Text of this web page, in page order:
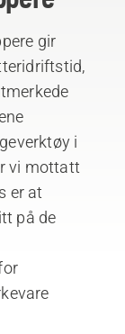
gir
i
vi mottatt
er at
på de